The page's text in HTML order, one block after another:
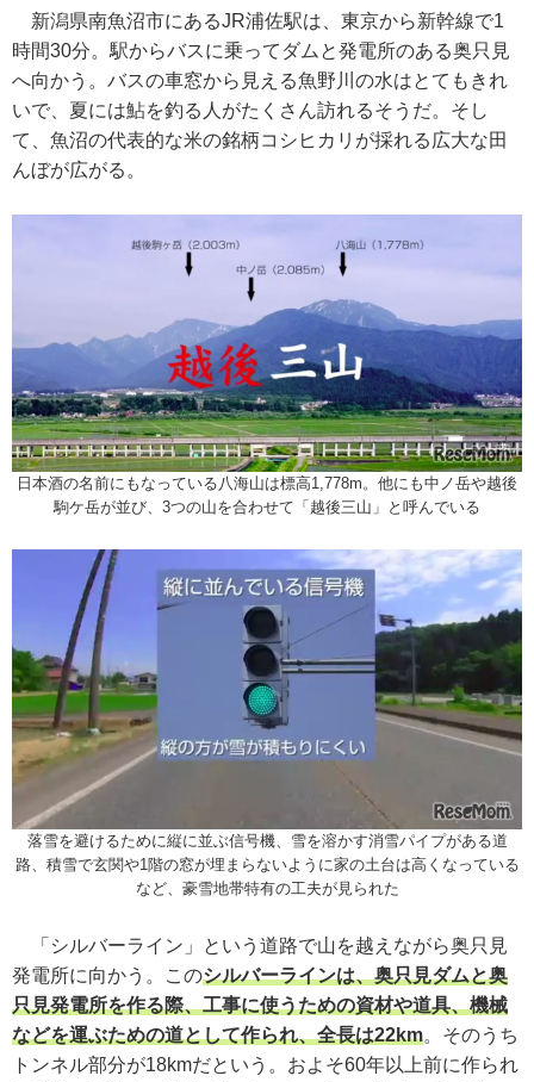
新潟県南魚沼市にあるJR浦佐駅は、東京から新幹線で1
時間30分。駅からバスに乗ってダムと発電所のある奥只見
へ向かう。バスの車窓から見える魚野川の水はとてもきれ
いで、夏には鮎を釣る人がたくさん訪れるそうだ。そし
て、魚沼の代表的な米の銘柄コシヒカリが採れる広大な田
んぼが広がる。
日本酒の名前にもなっている八海山は標高1,778m。他にも中ノ岳や越後
駒ケ岳が並び、3つの山を合わせて「越後三山」と呼んでいる
落雪を避けるために縦に並ぶ信号機、雪を溶かす消雪パイプがある道
路、積雪で玄関や1階の窓が埋まらないように家の土台は高くなっている
など、豪雪地帯特有の工夫が見られた
「シルバーライン」という道路で山を越えながら奥只見
発電所に向かう。このシルバーラインは、奥只見ダムと奥
只見発電所を作る際、工事に使うための資材や道具、機械
などを運ぶための道として作られ、全長は22km。そのうち
トンネル部分が18kmだという。およそ60年以上前に作られ